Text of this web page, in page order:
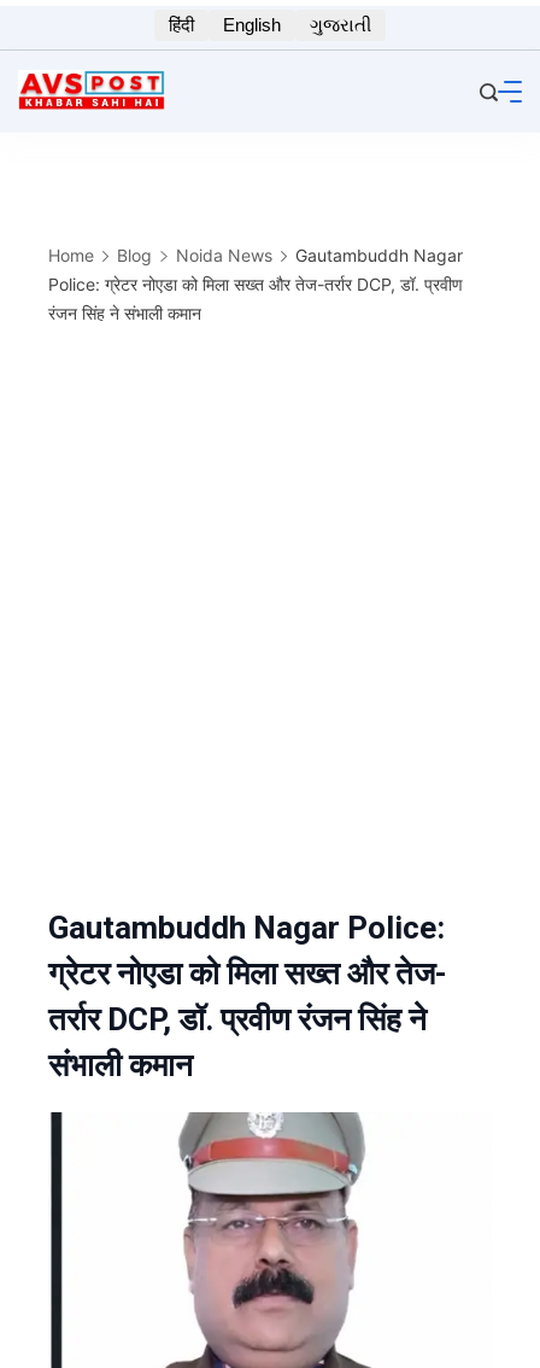
to
content
हिंदी English ગુજરાતી
Home Blog Noida News
Gautambuddh Nagar
Police: ग्रेटर नोएडा को मिला सख्त और तेज-तर्रार DCP, डॉ. प्रवीण
रंजन सिंह ने संभाली कमान
Gautambuddh Nagar Police:
ग्रेटर नोएडा को मिला सख्त और तेज-
तर्रार DCP, डॉ. प्रवीण रंजन सिंह ने
संभाली कमान